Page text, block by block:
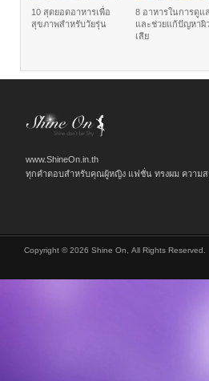
10 สุดยอดอาหารเพื่อ
สุขภาพสำหรับวัยรุ่น
8 อาหารในการดูแ
และช่วยแก้ปัญหาผิ
เสีย
www.ShineOn.in.th
ทุกคำตอบสำหรับคุณผู้หญิง แฟชั่น ทรงผม ความส
Copyright © 2026 Shine On, All Rights Reserved.